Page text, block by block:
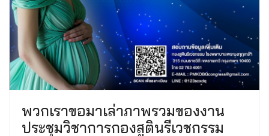
พวกเราขอมาเล่าภาพรวมของงาน
ประชุมวิชาการกองสูตินรีเวชกรรม